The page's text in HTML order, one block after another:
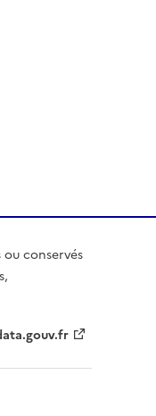
conservés